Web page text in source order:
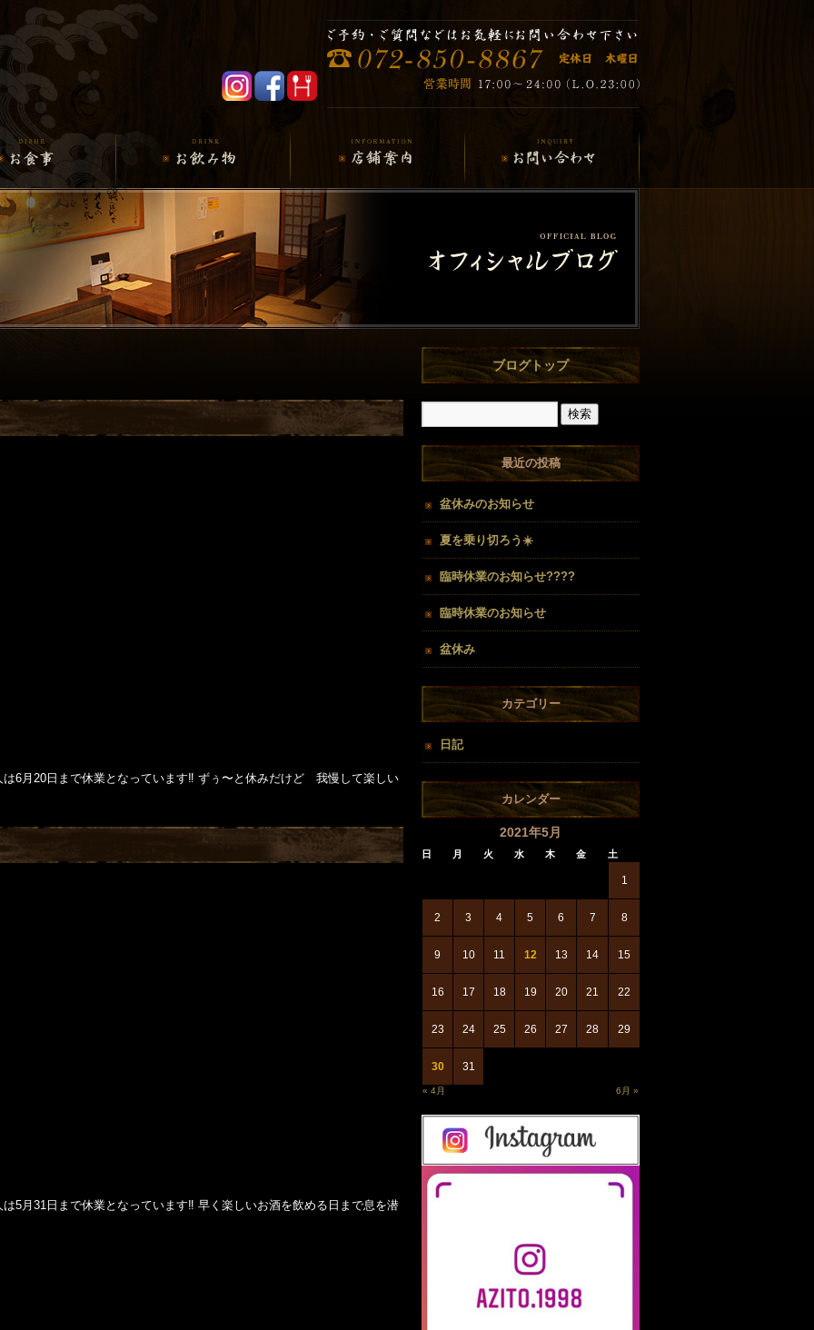
6月20日まで休業となっています‼️ ずぅ〜と休みだけど 我慢して楽しい
5月31日まで休業となっています‼️ 早く楽しいお酒を飲める日まで息を潜
ブログトップ
最近の投稿
盆休みのお知らせ
夏を乗り切ろう☀️
臨時休業のお知らせ????
臨時休業のお知らせ
盆休み
カテゴリー
日記
カレンダー
2021年5月
日 月 火 水 木 金 土
« 4月 6月 »
1
2 3 4 5 6 7 8
9 10 11 12 13 14 15
16 17 18 19 20 21 22
23 24 25 26 27 28 29
30 31